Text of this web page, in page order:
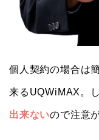
個人契約の場合は
来るUQWiMAX。
出来ないので注意